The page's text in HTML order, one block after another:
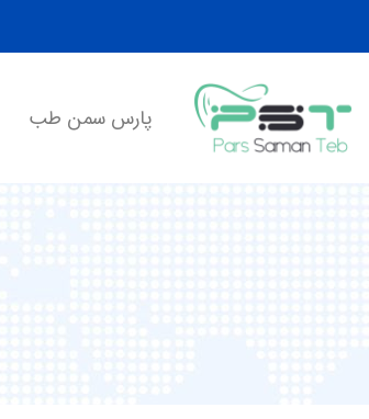
پارس سمن طب